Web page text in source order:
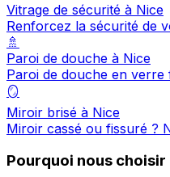
Vitrage de sécurité à Nice
Renforcez la sécurité de
🚿
Paroi de douche à Nice
Paroi de douche en
🪞
Miroir brisé à Nice
Miroir cassé ou fissuré ?
Pourquoi nous